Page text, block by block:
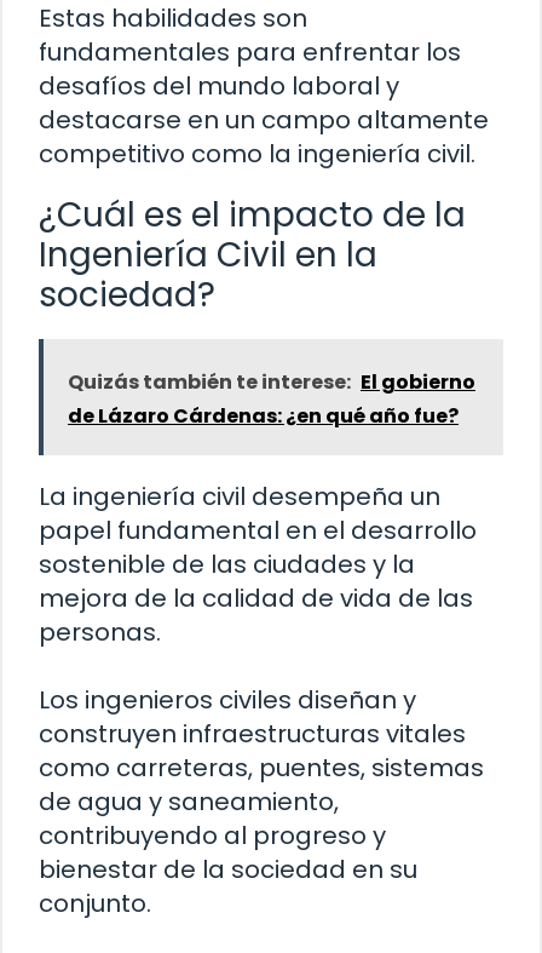
Estas habilidades son
fundamentales para enfrentar los
desafíos del mundo laboral y
destacarse en un campo altamente
competitivo como la ingeniería civil.
¿Cuál es el impacto de la
Ingeniería Civil en la
sociedad?
Quizás también te interese: El gobierno
de Lázaro Cárdenas: ¿en qué año fue?
La ingeniería civil desempeña un
papel fundamental en el desarrollo
sostenible de las ciudades y la
mejora de la calidad de vida de las
personas.
Los ingenieros civiles diseñan y
construyen infraestructuras vitales
como carreteras, puentes, sistemas
de agua y saneamiento,
contribuyendo al progreso y
bienestar de la sociedad en su
conjunto.